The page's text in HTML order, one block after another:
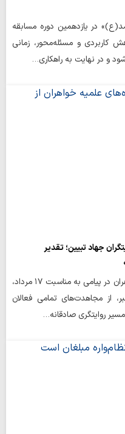
در یازدهمین دوره مسابقه
و مسئله‌محور، زمانی
و در نهایت به راهکاری…
جهاد تبیین؛ تقدیر
حوزه/ مرکز مدیریت حوزه‌های علمیه خواهران در پیامی به مناسبت ۱۷ مرداد،
از مجاهدت‌های تمامی فعالان
روایتگری صادقانه…